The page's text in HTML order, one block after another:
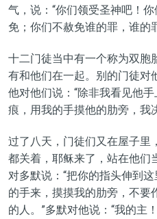
气，说：“你们领受圣神吧！
免；你们不赦免谁的罪，谁的
十二门徒当中有一个称为双胞
有和他们在一起。别的门徒对
他对他们说：“除非我看见他
痕，用我的手摸他的肋旁，我
过了八天，门徒们又在屋子里
都关着，耶稣来了，站在他们
对多默说：“把你的指头伸到
的手来，摸摸我的肋旁，不要
的人。”多默对他说：“我的主